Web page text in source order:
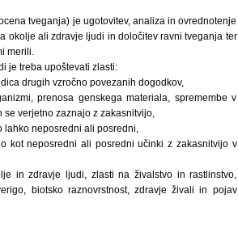
tveganja) je ugotovitev, analiza in ovrednotenje
okolje ali zdravje ljudi in določitev ravni tveganja ter
merili.
je treba upoštevati zlasti:
drugih vzročno povezanih dogodkov,
prenosa genskega materiala, spremembe v
verjetno zaznajo z zakasnitvijo,
neposredni ali posredni,
kot neposredni ali posredni učinki z zakasnitvijo v
in zdravje ljudi, zlasti na živalstvo in rastlinstvo,
biotsko raznovrstnost, zdravje živali in pojav